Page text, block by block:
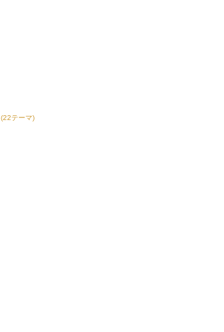
(22テーマ)